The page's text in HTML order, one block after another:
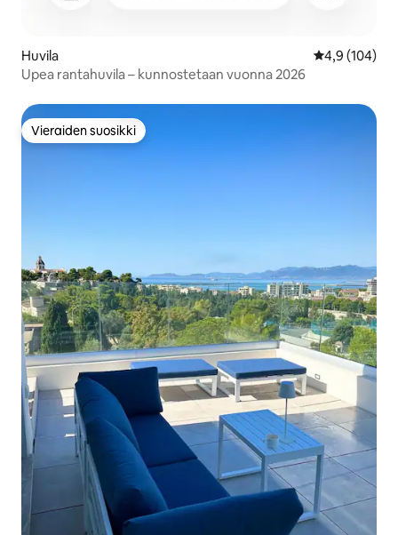
Huvila
4,9 (104)
Upea rantahuvila – kunnostetaan vuonna 2026
Vieraiden suosikki
Vieraiden suosikki